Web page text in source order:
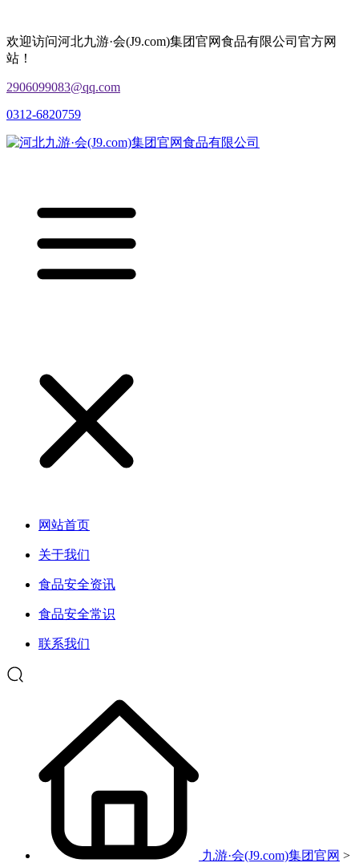
欢迎访问河北九游·会(J9.com)集团官网食品有限公司官方网
站！
2906099083@qq.com
0312-6820759
网站首页
关于我们
食品安全资讯
食品安全常识
联系我们
九游·会(J9.com)集团官网 >